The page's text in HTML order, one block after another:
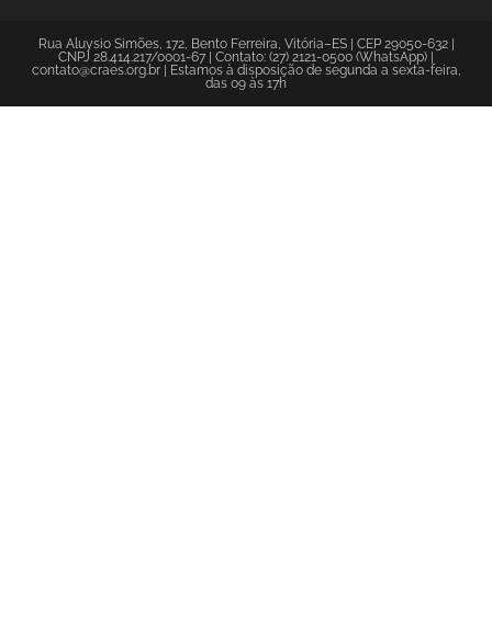
Rua Aluysio Simões, 172, Bento Ferreira, Vitória–ES | CEP 29050-632 |
CNPJ 28.414.217/0001-67 | Contato: (27) 2121-0500 (WhatsApp) |
contato@craes.org.br | Estamos à disposição de segunda a sexta-feira,
das 09 às 17h